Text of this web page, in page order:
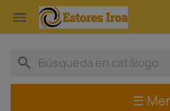

search
☰